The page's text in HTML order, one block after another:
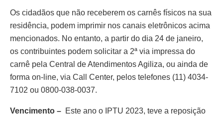
Os cidadãos que não receberem os carnês físicos na sua
residência, podem imprimir nos canais eletrônicos acima
mencionados. No entanto, a partir do dia 24 de janeiro,
os contribuintes podem solicitar a 2ª via impressa do
carnê pela Central de Atendimentos Agiliza, ou ainda de
forma on-line, via Call Center, pelos telefones (11) 4034-
7102 ou 0800-038-0037.
Vencimento – Este ano o IPTU 2023, teve a reposição